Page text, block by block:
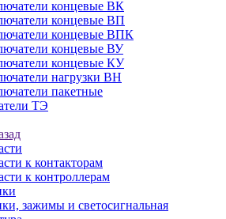
концевые ВК
концевые ВП
концевые ВПК
концевые ВУ
концевые КУ
нагрузки ВН
пакетные
ТЭ
к контакторам
к контроллерам
зажимы и светосигнальная